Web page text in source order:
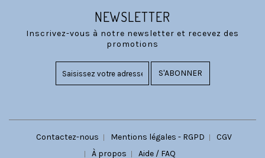
NEWSLETTER
Inscrivez-vous à notre newsletter et recevez des
promotions
S'ABONNER
Contactez-nous Mentions légales - RGPD
CGV
À propos
Aide / FAQ